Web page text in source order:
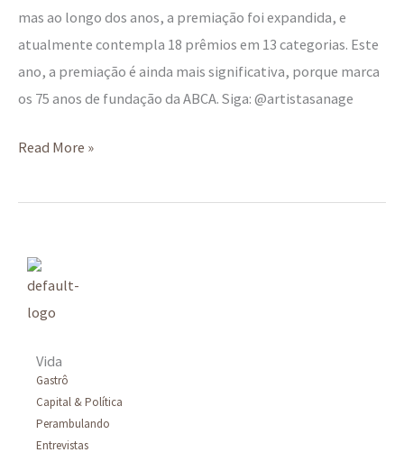
mas ao longo dos anos, a premiação foi expandida, e
atualmente contempla 18 prêmios em 13 categorias. Este
ano, a premiação é ainda mais significativa, porque marca
os 75 anos de fundação da ABCA. Siga: @artistasanage
Read More »
Vida
Gastrô
Capital & Política
Perambulando
Entrevistas